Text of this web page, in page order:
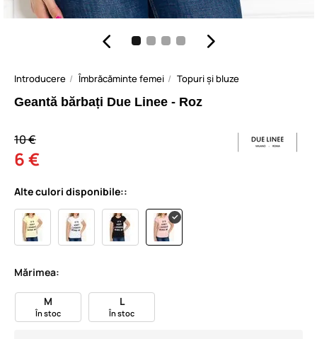
Introducere Îmbrăcăminte femei Topuri și bluze
Geantă bărbați Due Linee - Roz
10 €
6 €
Alte culori disponibile::
Mărimea:
M
În stoc
L
În stoc